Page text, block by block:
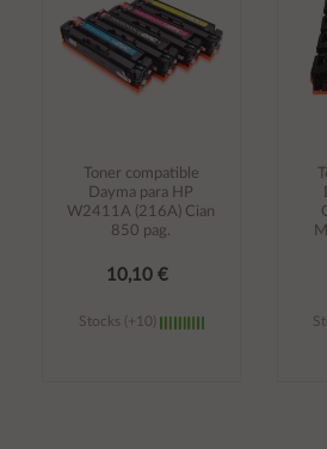
Toner compatible
Dayma para HP
W2411A (216A) Cian
850 pag.
10,10 €
Stocks (+10)